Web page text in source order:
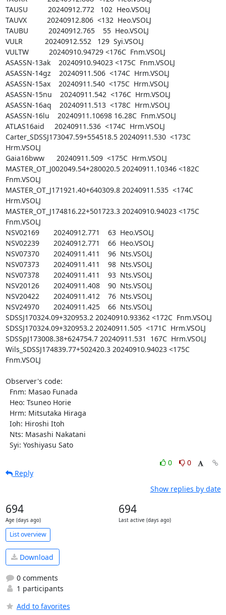
0
0
Reply
Show replies by date
694
Age (days ago)
694
Last active (days ago)
List overview
Download
0 comments
1 participants
Add to favorites